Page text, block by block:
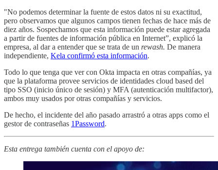
"No podemos determinar la fuente de estos datos ni su exactitud,
pero observamos que algunos campos tienen fechas de hace más de
diez años. Sospechamos que esta información puede estar agregada
a partir de fuentes de información pública en Internet”, explicó la
empresa, al dar a entender que se trata de un rewash. De manera
independiente, Kela confirmó esta información.
Todo lo que tenga que ver con Okta impacta en otras compañías, ya
que la plataforma provee servicios de identidades cloud based del
tipo SSO (inicio único de sesión) y MFA (autenticación multifactor),
ambos muy usados por otras compañías y servicios.
De hecho, el incidente del año pasado arrastró a otras apps como el
gestor de contraseñas 1Password.
Esta entrega también cuenta con el apoyo de: